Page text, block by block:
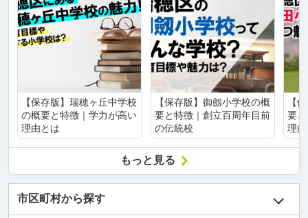
【保存版】瑞穂ヶ丘中学校
の概要と特徴｜学力が高い
理由とは
【保存版】御劔小学校の概
要と特徴｜創立百周年目前
の伝統校
【
要
理
もっと見る
市区町村から探す